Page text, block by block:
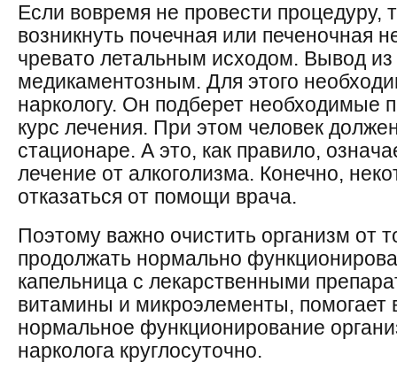
Если вовремя не провести процедуру,
возникнуть почечная или печеночная
чревато летальным исходом. Вывод
медикаментозным. Для этого
наркологу. Он подберет необходимые
курс лечения. При этом человек
стационаре. А это, как правило,
лечение от алкоголизма. Конечно,
отказаться от помощи врача.
Поэтому важно очистить организм от
продолжать нормально
капельница с лекарственными
витамины и микроэлементы, помогает
нормальное функционирование
нарколога круглосуточно.